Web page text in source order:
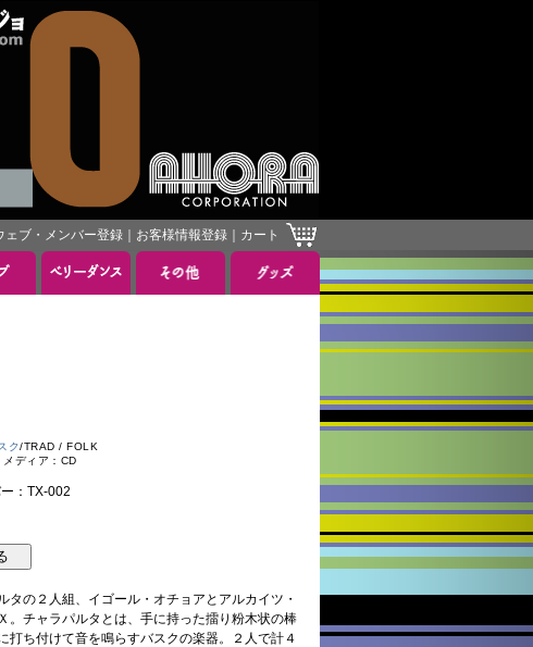
ェブ・メンバー登録 お客様情報登録 カート
ク/TRAD / FOLK
ディア：CD
：TX-002
タの２人組、イゴール・オチョアとアルカイツ・
。チャラパルタとは、手に持った擂り粉木状の棒
打ち付けて音を鳴らすバスクの楽器。２人で計４